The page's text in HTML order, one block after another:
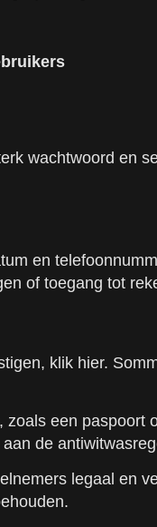
wachtwoord en
en
of toegang tot
klik hier.
een paspoort
de
legaal en